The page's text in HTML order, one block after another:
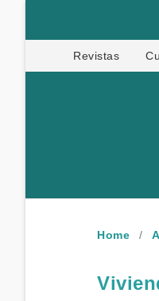
Revistas
Home /